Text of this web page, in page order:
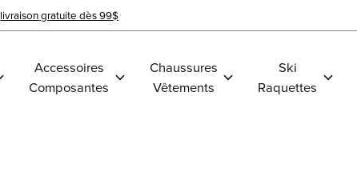
livraison gratuite dès 99$
Accessoires
Composantes
Chaussures
Vêtements
Ski
Raquettes